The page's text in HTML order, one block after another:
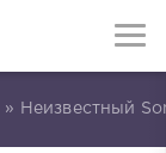
» Неизвестный